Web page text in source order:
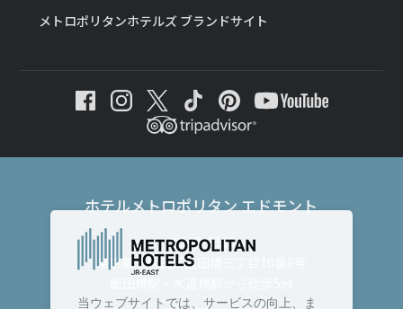
メトロポリタンホテルズ ブランドサイト
ホテルメトロポリタン エドモント
〒102-8130
東京都千代田区飯田橋三丁目10番8号
当ウェブサイトでは、サービスの向上、ま